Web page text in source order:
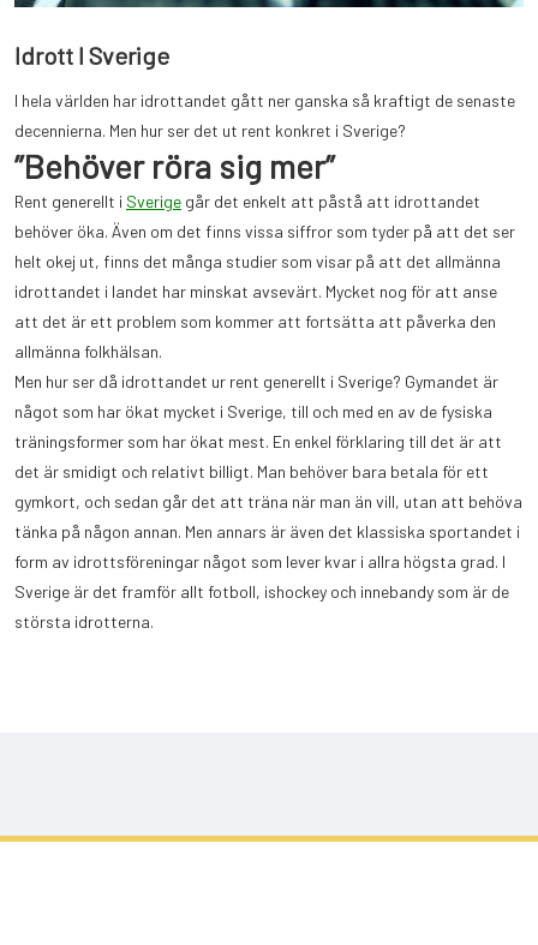
Idrott I Sverige
I hela världen har idrottandet gått ner ganska så kraftigt de senaste
decennierna. Men hur ser det ut rent konkret i Sverige?
”Behöver röra sig mer”
Rent generellt i Sverige går det enkelt att påstå att idrottandet
behöver öka. Även om det finns vissa siffror som tyder på att det ser
helt okej ut, finns det många studier som visar på att det allmänna
idrottandet i landet har minskat avsevärt. Mycket nog för att anse
att det är ett problem som kommer att fortsätta att påverka den
allmänna folkhälsan.
Men hur ser då idrottandet ur rent generellt i Sverige? Gymandet är
något som har ökat mycket i Sverige, till och med en av de fysiska
träningsformer som har ökat mest. En enkel förklaring till det är att
det är smidigt och relativt billigt. Man behöver bara betala för ett
gymkort, och sedan går det att träna när man än vill, utan att behöva
tänka på någon annan. Men annars är även det klassiska sportandet i
form av idrottsföreningar något som lever kvar i allra högsta grad. I
Sverige är det framför allt fotboll, ishockey och innebandy som är de
största idrotterna.